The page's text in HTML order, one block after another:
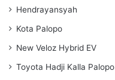
Hendrayansyah
Kota Palopo
New Veloz Hybrid EV
Toyota Hadji Kalla Palopo